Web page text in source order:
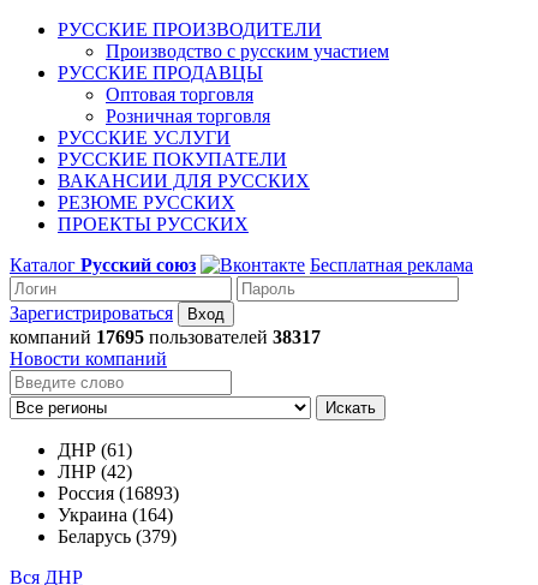
РУССКИЕ ПРОИЗВОДИТЕЛИ
Производство с русским участием
РУССКИЕ ПРОДАВЦЫ
Оптовая торговля
Розничная торговля
РУССКИЕ УСЛУГИ
РУССКИЕ ПОКУПАТЕЛИ
ВАКАНСИИ ДЛЯ РУССКИХ
РЕЗЮМЕ РУССКИХ
ПРОЕКТЫ РУССКИХ
Каталог Русский союз Бесплатная реклама
Зарегистрироваться
компаний 17695 пользователей 38317
Новости компаний
Искать
ДНР (61)
ЛНР (42)
Россия (16893)
Украина (164)
Беларусь (379)
Вся ДНР